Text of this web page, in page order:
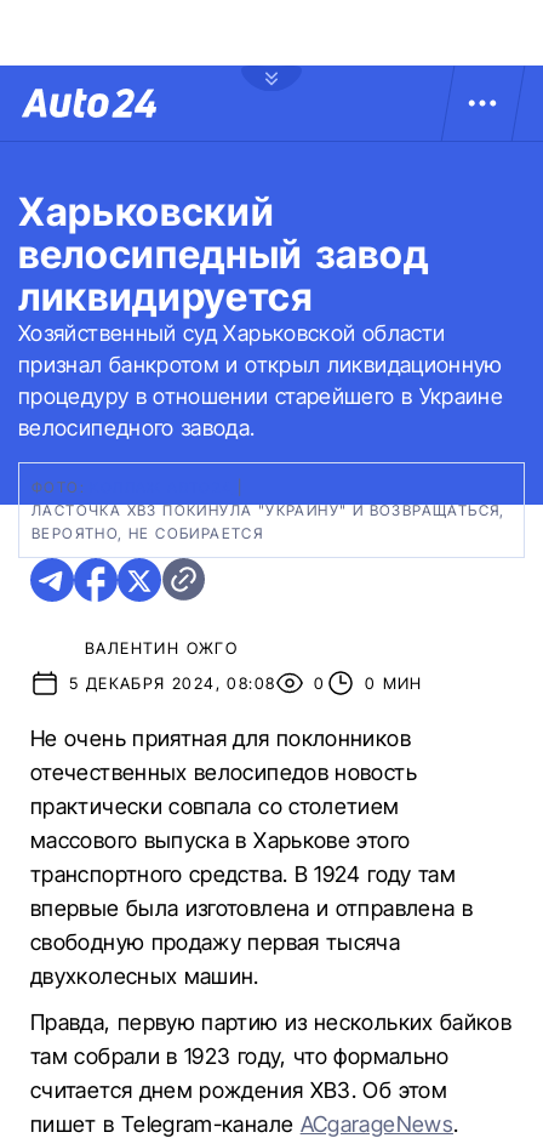
Харьковский
велосипедный завод
ликвидируется
Хозяйственный суд Харьковской области
признал банкротом и открыл ликвидационную
процедуру в отношении старейшего в Украине
велосипедного завода.
ФОТО:
ЛАСТОЧКА ХВЗ ПОКИНУЛА "УКРАИНУ" И ВОЗВРАЩАТЬСЯ,
ВЕРОЯТНО, НЕ СОБИРАЕТСЯ
ВАЛЕНТИН ОЖГО
5 ДЕКАБРЯ 2024, 08:08
0 0 МИН
Не очень приятная для поклонников
отечественных велосипедов новость
практически совпала со столетием
массового выпуска в Харькове этого
транспортного средства. В 1924 году там
впервые была изготовлена и отправлена в
свободную продажу первая тысяча
двухколесных машин.
Правда, первую партию из нескольких байков
там собрали в 1923 году, что формально
считается днем рождения ХВЗ. Об этом
пишет в Telegram-канале ACgarageNews.